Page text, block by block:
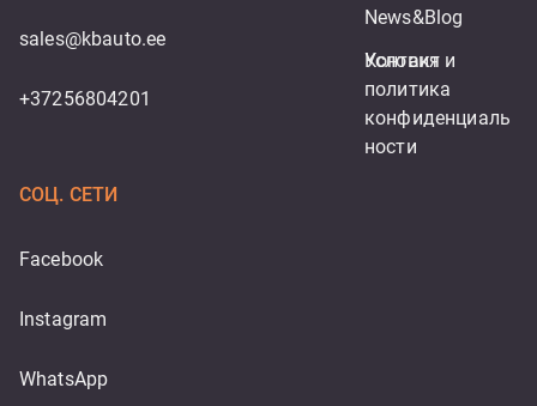
sales@kbauto.ee
+37256804201
News&Blog
Контакт
Условия и
политика
конфиденциаль
ности
СОЦ. СЕТИ
Facebook
Instagram
WhatsApp